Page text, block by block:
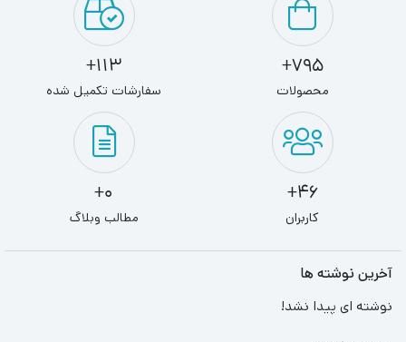
795+
محصولات
113+
سفارشات تکمیل شده
46+
کاربران
0+
مطالب وبلاگ
آخرین نوشته ها
نوشته ای پیدا نشد!